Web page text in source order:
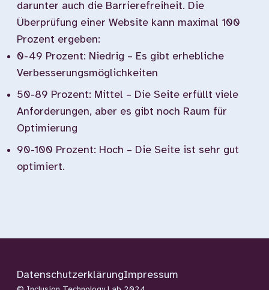
darunter auch die Barrierefreiheit. Die
Überprüfung einer Website kann maximal 100
Prozent ergeben:
0-49 Prozent: Niedrig – Es gibt erhebliche
Verbesserungsmöglichkeiten
50-89 Prozent: Mittel – Die Seite erfüllt viele
Anforderungen, aber es gibt noch Raum für
Optimierung
90-100 Prozent: Hoch – Die Seite ist sehr gut
optimiert.
DatenschutzerklärungImpressum